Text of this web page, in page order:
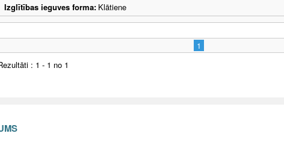
Izglītības ieguves forma: Klātiene
1
: 1 - 1 no 1